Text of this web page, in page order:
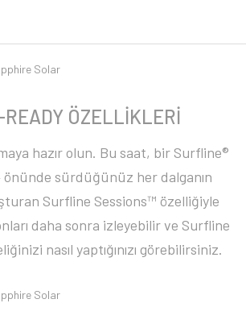
ÖZELLİKLERİ
hazır olun. Bu saat, bir Surfline®
önünde sürdüğünüz her dalganın
Surfline Sessions™ özelliğiyle
daha sonra izleyebilir ve Surfline
nasıl yaptığınızı görebilirsiniz.